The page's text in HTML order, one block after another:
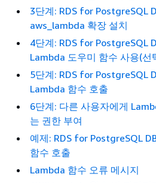
3단계: RDS for PostgreSQL
aws_lambda 확장 설치
4단계: RDS for PostgreSQL
Lambda 도우미 함수 사용(선
5단계: RDS for PostgreSQL
Lambda 함수 호출
6단계: 다른 사용자에게
는 권한 부여
예제: RDS for PostgreSQL
함수 호출
Lambda 함수 오류 메시지